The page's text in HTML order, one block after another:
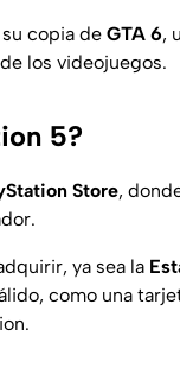
copia de GTA 6,
los videojuegos.
5?
Store,
ya sea la
como una